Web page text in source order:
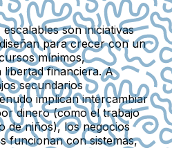
son iniciativas
para crecer con un
mínimos,
financiera. A
secundarios
implican intercambiar
dinero (como el trabajo
de niños), los negocios
funcionan con sistemas,